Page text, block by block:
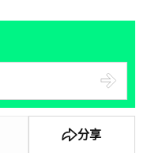
分享